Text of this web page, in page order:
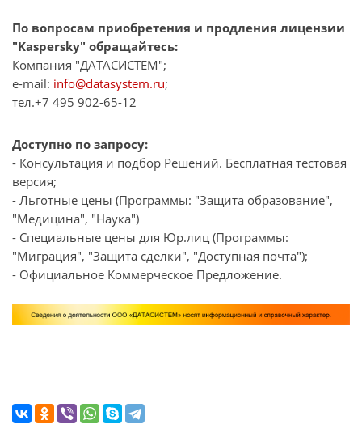
По вопросам приобретения и продления лицензии
"Kaspersky" обращайтесь:
Компания "ДАТАСИСТЕМ";
e-mail: info@datasystem.ru;
тел.+7 495 902-65-12
Доступно по запросу:
- Консультация и подбор Решений. Бесплатная тестовая
версия;
- Льготные цены (Программы: "Защита образование",
"Медицина", "Наука")
- Специальные цены для Юр.лиц (Программы:
"Миграция", "Защита сделки", "Доступная почта");
- Официальное Коммерческое Предложение.